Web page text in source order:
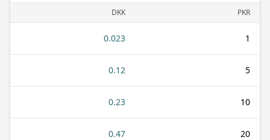
PKR
DKK
1
0.023
5
0.12
10
0.23
20
0.47